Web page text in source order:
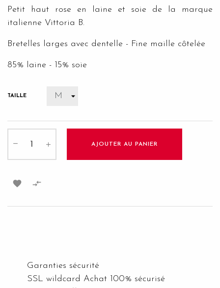
Petit haut rose en laine et soie de la marque
italienne Vittoria B.
Bretelles larges avec dentelle - Fine maille côtelée
85% laine - 15% soie
TAILLE
AJOUTER AU PANIER
 
Garanties sécurité
SSL wildcard Achat 100% sécurisé